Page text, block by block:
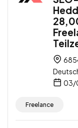
03/
Freelance